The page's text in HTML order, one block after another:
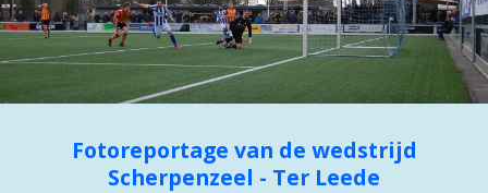
Fotoreportage van de wedstrijd
Scherpenzeel - Ter Leede